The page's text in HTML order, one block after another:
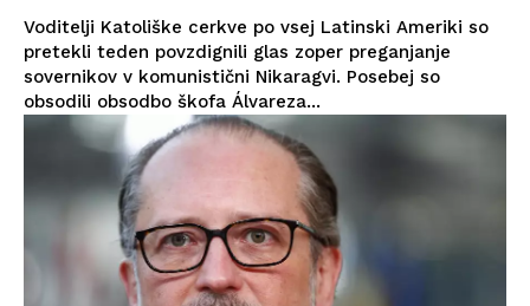
Voditelji Katoliške cerkve po vsej Latinski Ameriki so
pretekli teden povzdignili glas zoper preganjanje
sovernikov v komunistični Nikaragvi. Posebej so
obsodili obsodbo škofa Álvareza...